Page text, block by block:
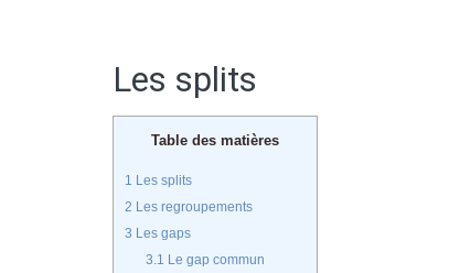
Les splits
Table des matières
1 Les splits
2 Les regroupements
3 Les gaps
3.1 Le gap commun